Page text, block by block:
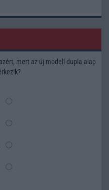
mert az új modell dupla alap